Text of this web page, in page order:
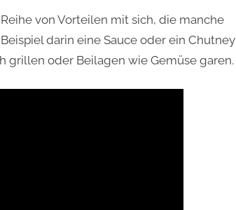
von Vorteilen mit sich, die manche
darin eine Sauce oder ein Chutney
grillen oder Beilagen wie Gemüse garen.